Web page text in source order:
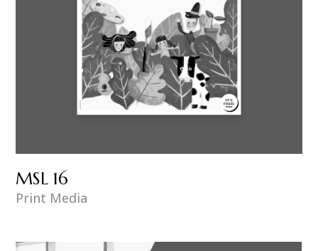
MSL 16
Print Media